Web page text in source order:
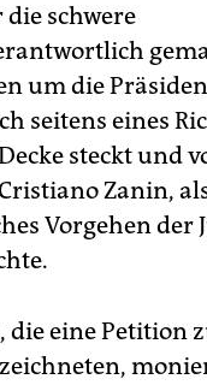
schwere
um die
seitens eines
steckt und
Zanin,
Vorgehen der
die eine Petition